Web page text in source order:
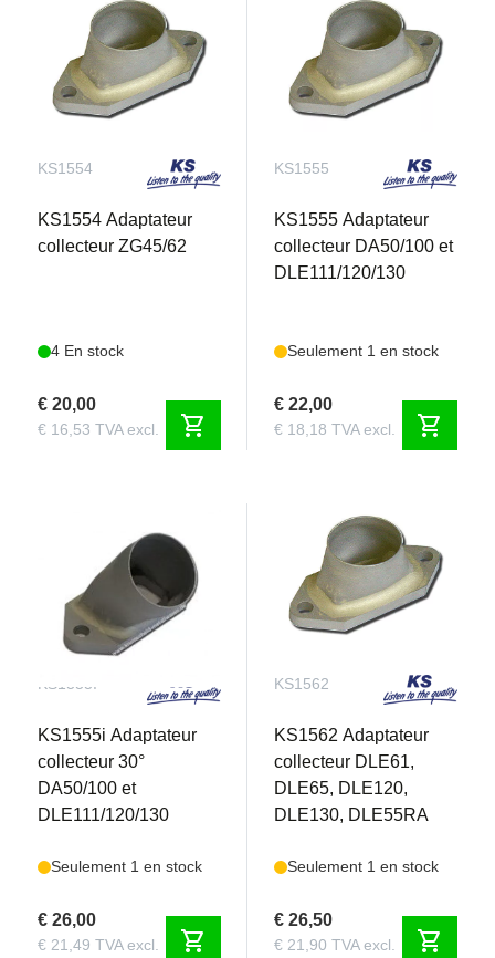
KS1554
KS1554 Adaptateur
collecteur ZG45/62
4 En stock
€ 20,00
€ 16,53 TVA excl. shopping_cart
KS1555
KS1555 Adaptateur
collecteur DA50/100 et
DLE111/120/130
Seulement 1 en stock
€ 22,00
€ 18,18 TVA excl. shopping_cart
KS1555I
KS1555i Adaptateur
collecteur 30°
DA50/100 et
DLE111/120/130
Seulement 1 en stock
€ 26,00
€ 21,49 TVA excl. shopping_cart
KS1562
KS1562 Adaptateur
collecteur DLE61,
DLE65, DLE120,
DLE130, DLE55RA
Seulement 1 en stock
€ 26,50
€ 21,90 TVA excl. shopping_cart